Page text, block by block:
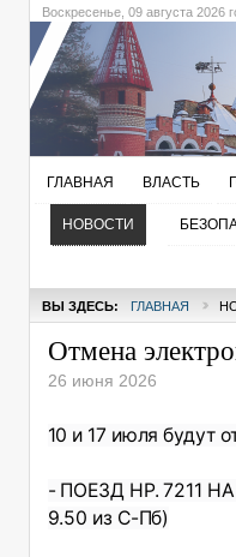
Воскресенье, 09 августа 2026
ГЛАВНАЯ ВЛАСТЬ
НОВОСТИ
ВЫ ЗДЕСЬ: ГЛАВНАЯ
Отмена
26 июня 2026
10 и 17 июля будут
- ПОЕЗД НР. 7211
9.50 из С-Пб)